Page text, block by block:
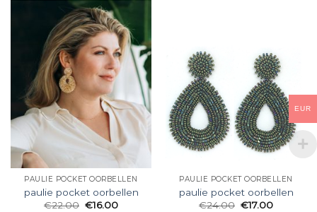
PAULIE POCKET OORBELLEN
paulie pocket oorbellen
€22.00 €16.00
PAULIE POCKET OORBELLEN
paulie pocket oorbellen
€24.00 €17.00
EUR